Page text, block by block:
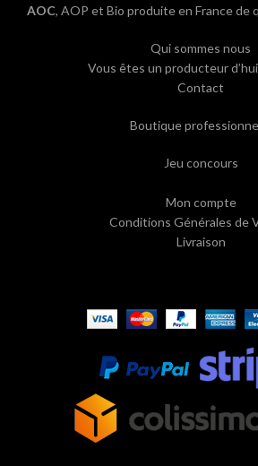
AOC, AOP et Bio produite en France de
Qui sommes nous
Vous êtes un producteur
Contact
Boutique
Jeu concours
Mon compte
Conditions Générales de
Livraison